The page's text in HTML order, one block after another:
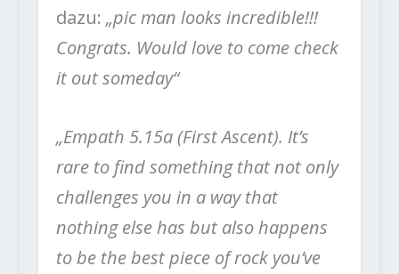
dazu: „pic man looks incredible!!!
Congrats. Would love to come check
it out someday“
„Empath 5.15a (First Ascent). It’s
rare to find something that not only
challenges you in a way that
nothing else has but also happens
to be the best piece of rock you’ve